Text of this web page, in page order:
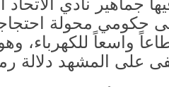
حكومي محولة
واسعاً للكهرباء،
على المشهد دلالة